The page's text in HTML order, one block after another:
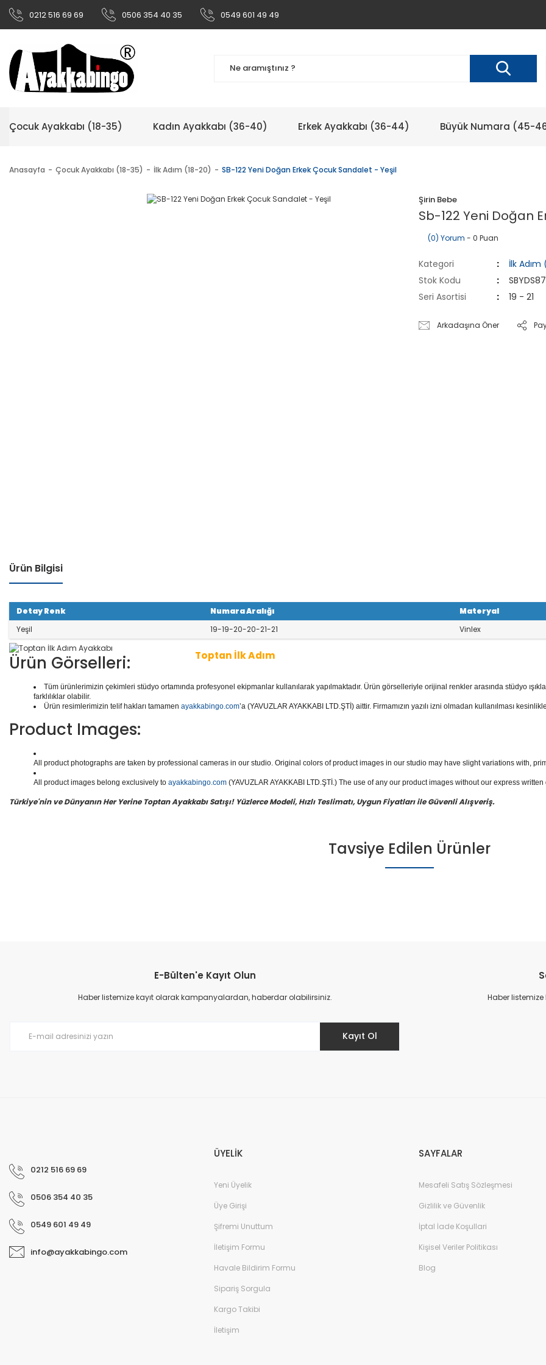
0212 516 69 69 0506 354 40 35 0549 601 49 49
Çocuk Ayakkabı (18-35) Kadın Ayakkabı (36-40) Erkek Ayakkabı (36-44) Büyük Numara (45-
Anasayfa Çocuk Ayakkabı (18-35) İlk Adım (18-20) SB-122 Yeni Doğan Erkek Çocuk Sandalet - Yeşil
Şirin Bebe
Sb-122 Yeni Doğan
(0) Yorum - 0 Puan
Kategori
İlk
Stok Kodu
SBYDS87
Seri Asortisi
19 - 21
Arkadaşına Öner
Ürün Bilgisi
Detay Renk Numara Aralığı Materyal
Yeşil
19-19-20-20-21-21 Vinlex
Toptan İlk Adım
1 seri içinde6çift ayakkabı bulunur. Toptan İlk Adım
kategorisinde; Sandaletler, Kaliteli Deri İl
k Adımlar, Ortopedik İlk Adımlar ve daha binlerce model ilk adım mevcuttur.
Yüzlerce modeli, hızlı teslimatı, uygun
rişin en doğru adresi Yavuzlar Ayakkabı!
Ürün Görselleri:
Tüm ürünlerimizin çekimleri stüdyo ortamında profesyonel ekipmanlar kullanılarak yapılmaktadır. Ürün görselleriyle orijinal renkler arasında stüdyo
farklılıklar olabilir.
Ürün resimlerimizin telif hakları tamamen ayakkabingo.com’a (YAVUZLAR AYAKKABI LTD.ŞTİ) aittir. Firmamızın yazılı izni olmadan kullanılması
Product Images:
All product photographs are taken by professional cameras in our studio. Original colors of product images in our studio may have slight variations with,
All product images belong exclusively to ayakkabingo.com (YAVUZLAR AYAKKABI LTD.ŞTİ.) The use of any our product images without our express
Türkiye'nin ve Dünyanın Her Yerine Toptan Ayakkabı Satışı! Yüzlerce Modeli, Hızlı Teslimatı, Uygun Fiyatları ile Güvenli Alışveriş.
Tavsiye Edilen Ürünler
E-Bülten'e Kayıt Olun
Haber listemize kayıt olarak kampanyalardan, haberdar olabilirsiniz.
Kayıt Ol
Haber
0212 516 69 69
0506 354 40 35
0549 601 49 49
info@ayakkabingo.com
ÜYELİK
Yeni Üyelik
Üye Girişi
Şifremi Unuttum
İletişim Formu
Havale Bildirim Formu
Sipariş Sorgula
Kargo Takibi
İletişim
SAYFALAR
Mesafeli Satış Sözleşmesi
Gizlilik ve Güvenlik
İptal İade Koşullari
Kişisel Veriler Politikası
Blog